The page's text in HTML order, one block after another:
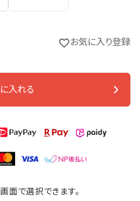
お気に入り登録
入れる
面で選択できます。